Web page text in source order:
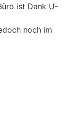
ist Dank U-
noch im